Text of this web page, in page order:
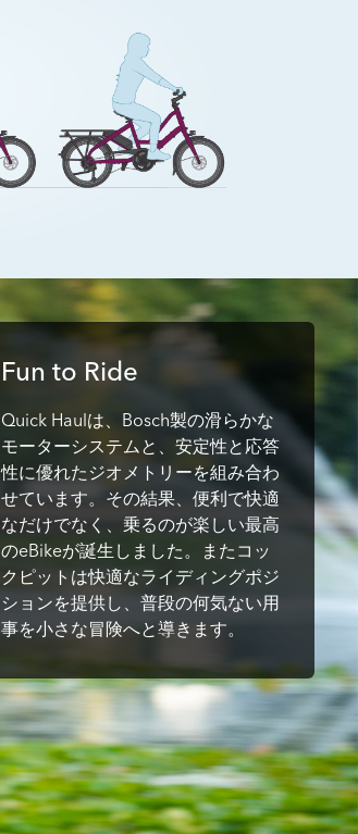
Fun to Ride
Quick Haulは、Bosch製の滑らかな
モーターシステムと、安定性と応答
性に優れたジオメトリーを組み合わ
せています。その結果、便利で快適
なだけでなく、乗るのが楽しい最高
のeBikeが誕生しました。またコッ
クピットは快適なライディングポジ
ションを提供し、普段の何気ない用
事を小さな冒険へと導きます。